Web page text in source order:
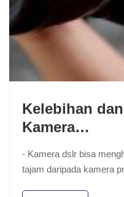
Kelebihan
Kamera…
- Kamera dslr bisa
tajam daripada kamera